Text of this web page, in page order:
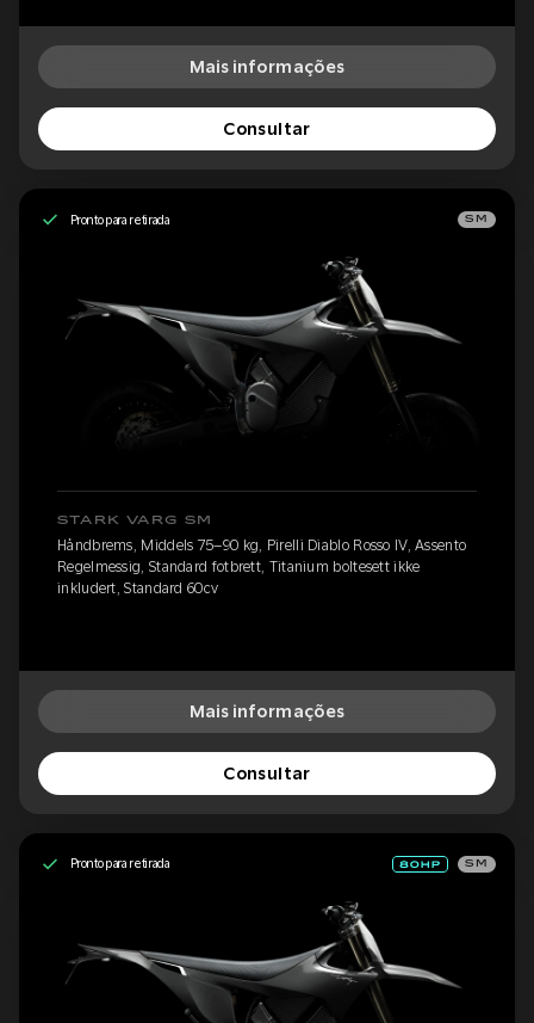
Mais informações
Consultar
Pronto para retirada SM
STARK VARG SM
Håndbrems, Middels 75–90 kg, Pirelli Diablo Rosso IV, Assento
Regelmessig, Standard fotbrett, Titanium boltesett ikke
inkludert, Standard 60cv
Mais informações
Consultar
Pronto para retirada SM